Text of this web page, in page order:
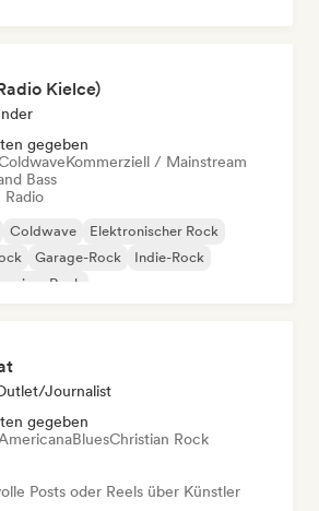
Kielce)
gegeben
Kommerziell / Mainstream
Bass
Radio
Coldwave
Elektronischer Rock
Garage-Rock
Indie-Rock
Rock
Journalist
gegeben
BluesChristian Rock
Posts oder Reels über Künstler